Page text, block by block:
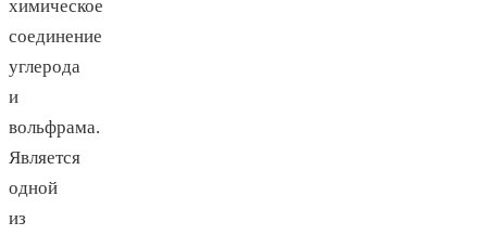
химическое
соединение
углерода
и
вольфрама.
Является
одной
из